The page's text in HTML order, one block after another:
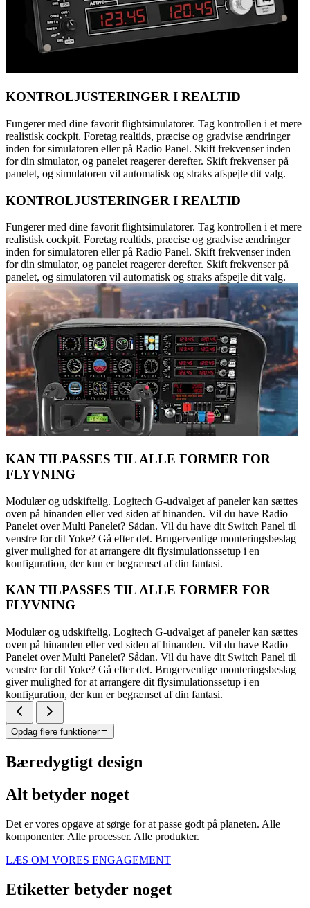
KONTROLJUSTERINGER I REALTID
Fungerer med dine favorit flightsimulatorer. Tag kontrollen i et mere
realistisk cockpit. Foretag realtids, præcise og gradvise ændringer
inden for simulatoren eller på Radio Panel. Skift frekvenser inden
for din simulator, og panelet reagerer derefter. Skift frekvenser på
panelet, og simulatoren vil automatisk og straks afspejle dit valg.
KONTROLJUSTERINGER I REALTID
Fungerer med dine favorit flightsimulatorer. Tag kontrollen i et mere
realistisk cockpit. Foretag realtids, præcise og gradvise ændringer
inden for simulatoren eller på Radio Panel. Skift frekvenser inden
for din simulator, og panelet reagerer derefter. Skift frekvenser på
panelet, og simulatoren vil automatisk og straks afspejle dit valg.
KAN TILPASSES TIL ALLE FORMER FOR
FLYVNING
Modulær og udskiftelig. Logitech G-udvalget af paneler kan sættes
oven på hinanden eller ved siden af hinanden. Vil du have Radio
Panelet over Multi Panelet? Sådan. Vil du have dit Switch Panel til
venstre for dit Yoke? Gå efter det. Brugervenlige monteringsbeslag
giver mulighed for at arrangere dit flysimulationssetup i en
konfiguration, der kun er begrænset af din fantasi.
KAN TILPASSES TIL ALLE FORMER FOR
FLYVNING
Modulær og udskiftelig. Logitech G-udvalget af paneler kan sættes
oven på hinanden eller ved siden af hinanden. Vil du have Radio
Panelet over Multi Panelet? Sådan. Vil du have dit Switch Panel til
venstre for dit Yoke? Gå efter det. Brugervenlige monteringsbeslag
giver mulighed for at arrangere dit flysimulationssetup i en
konfiguration, der kun er begrænset af din fantasi.
Opdag flere funktioner
Bæredygtigt design
Alt betyder noget
Det er vores opgave at sørge for at passe godt på planeten. Alle
komponenter. Alle processer. Alle produkter.
LÆS OM VORES ENGAGEMENT
Etiketter betyder noget